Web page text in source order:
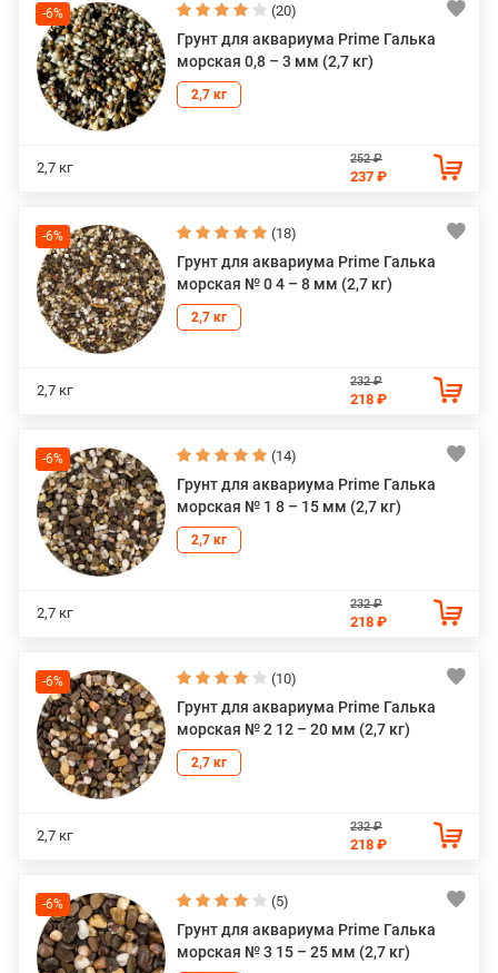
-6% (20)
Грунт для аквариума Prime Галька
морская 0,8 – 3 мм (2,7 кг)
2,7 кг
2,7 кг
252 ₽
237 ₽
-6% (18)
Грунт для аквариума Prime Галька
морская № 0 4 – 8 мм (2,7 кг)
2,7 кг
2,7 кг
232 ₽
218 ₽
-6% (14)
Грунт для аквариума Prime Галька
морская № 1 8 – 15 мм (2,7 кг)
2,7 кг
2,7 кг
232 ₽
218 ₽
-6% (10)
Грунт для аквариума Prime Галька
морская № 2 12 – 20 мм (2,7 кг)
2,7 кг
2,7 кг
232 ₽
218 ₽
-6% (5)
Грунт для аквариума Prime Галька
морская № 3 15 – 25 мм (2,7 кг)